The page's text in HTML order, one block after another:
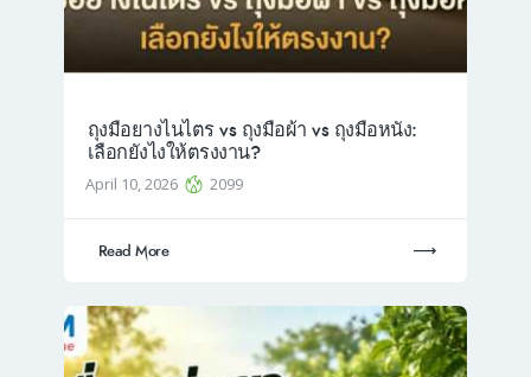
ถุงมือยางไนไตร vs ถุงมือผ้า vs ถุงมือหนัง:
เลือกยังไงให้ตรงงาน?
April 10, 2026 2099
Read More